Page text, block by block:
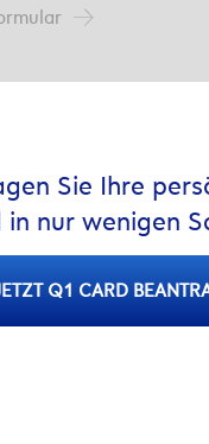
Sie Ihre
in nur wenigen
Q1 CARD